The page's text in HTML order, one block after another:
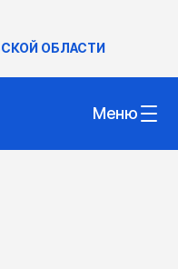
ОБЛАСТИ
Меню